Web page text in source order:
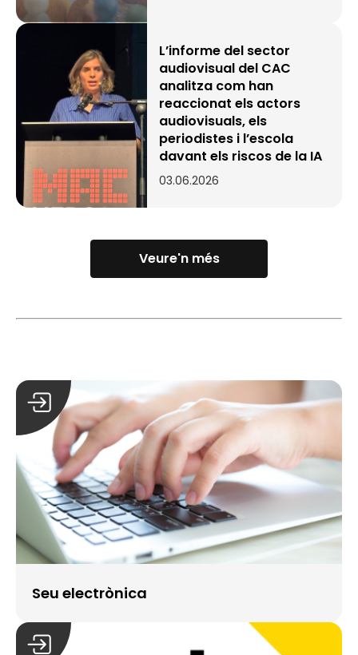
L’informe del sector
audiovisual del CAC
analitza com han
reaccionat els actors
audiovisuals, els
periodistes i l’escola
davant els riscos de la IA
03.06.2026
Veure'n més
Seu electrònica